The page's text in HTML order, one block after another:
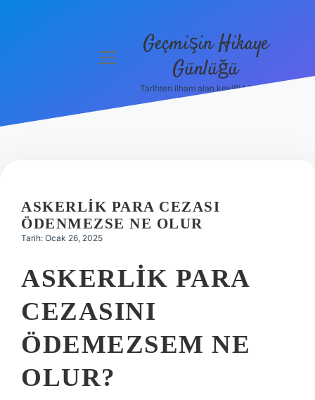
Hakkımızda
menüyü
Geçmişin Hikaye
Günlüğü
Tarihten ilham alan keyifli bilgiler!
ASKERLIK PARA CEZASI
ÖDENMEZSE NE OLUR
Tarih: Ocak 26, 2025
ASKERLIK PARA
CEZASINI
ÖDEMEZSEM NE
OLUR?